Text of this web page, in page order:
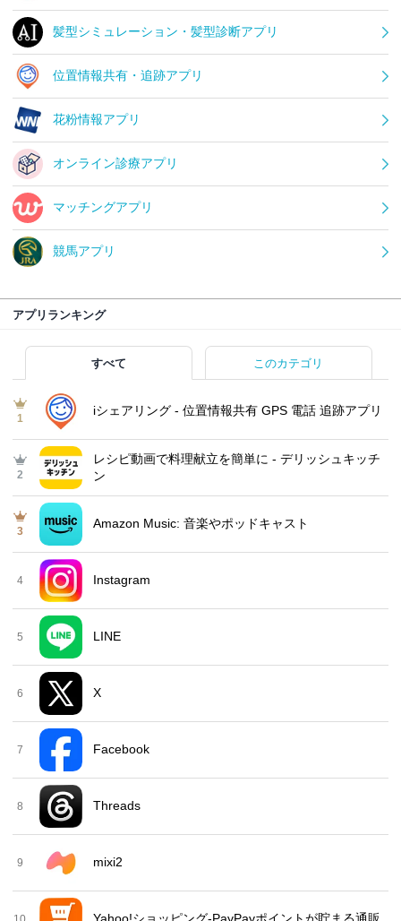
髪型シミュレーション・髪型診断アプリ
位置情報共有・追跡アプリ
花粉情報アプリ
オンライン診療アプリ
マッチングアプリ
競馬アプリ
アプリランキング
すべて このカテゴリ
1
iシェアリング - 位置情報共有 GPS 電話 追跡アプリ
2
レシピ動画で料理献立を簡単‪に - デリッシュキッチ
ン
3
Amazon Music: 音楽やポッドキャスト
4 Instagram
5 LINE
6 X
7 Facebook
8 Threads
9 mixi2